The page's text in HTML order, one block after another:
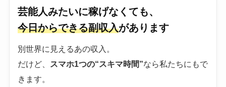
芸能人みたいに稼げなくても、
今日からできる副収入があります
別世界に見えるあの収入。
だけど、
スマホ1つの“スキマ時間”なら私たちにもで
きます。